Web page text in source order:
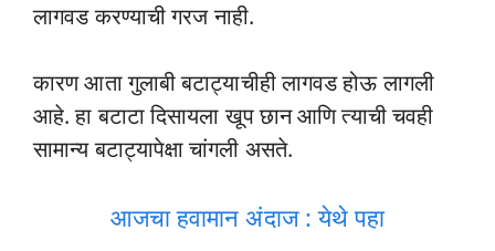
लागवड करण्याची गरज नाही.
कारण आता गुलाबी बटाट्याचीही लागवड होऊ लागली
आहे. हा बटाटा दिसायला खूप छान आणि त्याची चवही
सामान्य बटाट्यापेक्षा चांगली असते.
आजचा हवामान अंदाज : येथे पहा